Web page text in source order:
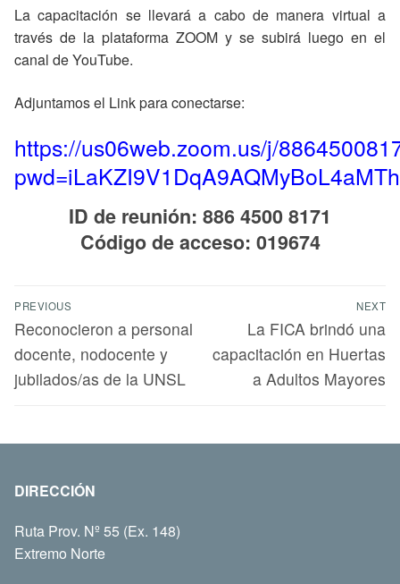
La capacitación se llevará a cabo de manera virtual a
través de la plataforma ZOOM y se subirá luego en el
canal de YouTube.
Adjuntamos el Link para conectarse:
https://us06web.zoom.us/j/
ID de reunión: 886 4500 8171
Código de acceso: 019674
PREVIOUS
Reconocieron a personal
docente, nodocente y
jubilados/as de la UNSL
NEXT
La FICA brindó una
capacitación en Huertas
a Adultos Mayores
DIRECCIÓN
Ruta Prov. Nº 55 (Ex. 148)
Extremo Norte